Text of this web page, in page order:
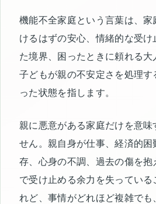
機能不全家庭という言葉は、家
けるはずの安心、情緒的な受け
た境界、困ったときに頼れる大
子どもが親の不安定さを処理す
った状態を指します。
親に悪意がある家庭だけを意味
せん。親自身が仕事、経済的困
存、心身の不調、過去の傷を抱
で受け止める余力を失ってい
れど、事情がどれほど複雑でも